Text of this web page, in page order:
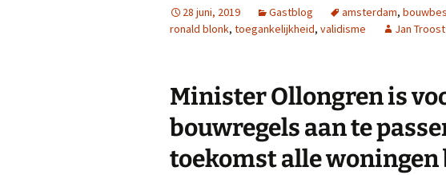
28 juni, 2019 Gastblog amsterdam,
ronald blonk, toegankelijkheid, validisme Jan Troost
Minister Ollongren is
bouwregels aan te
toekomst alle